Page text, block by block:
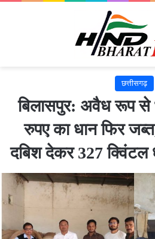
छत्तीसगढ़
बिलासपुर: अवैध रूप से
रुपए का धान फिर
दबिश देकर 327 क्विंटल